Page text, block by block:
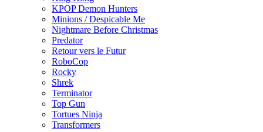
KPOP Demon Hunters
Minions / Despicable Me
Nightmare Before Christmas
Predator
Retour vers le Futur
RoboCop
Rocky
Shrek
Terminator
Top Gun
Tortues Ninja
Transformers